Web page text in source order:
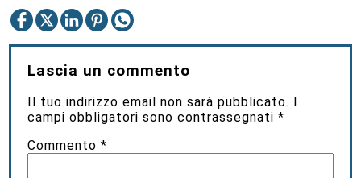
Lascia un commento
Il tuo indirizzo email non sarà pubblicato.
campi obbligatori sono contrassegnati*
Commento*